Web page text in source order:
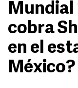
Mundial
cobra
en el
México?